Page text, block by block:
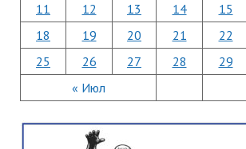
« Июл
11
12 13 14 15
18
19 20 21 22
25
26 27 28 29